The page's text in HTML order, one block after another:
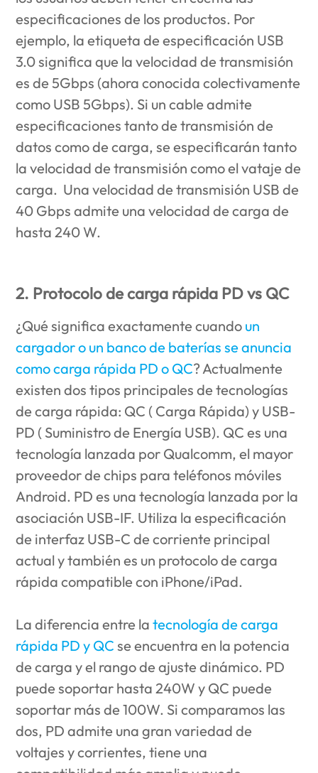
especificaciones de los productos. Por
ejemplo, la etiqueta de especificación USB
3.0 significa que la velocidad de transmisión
es de 5Gbps (ahora conocida colectivamente
como USB 5Gbps). Si un cable admite
especificaciones tanto de transmisión de
datos como de carga, se especificarán tanto
la velocidad de transmisión como el vataje de
carga. Una velocidad de transmisión USB de
40 Gbps admite una velocidad de carga de
hasta 240 W.
2. Protocolo de carga rápida PD vs QC
¿Qué significa exactamente cuando un
cargador o un banco de baterías se anuncia
como carga rápida PD o QC? Actualmente
existen dos tipos principales de tecnologías
de carga rápida: QC ( Carga Rápida) y USB-
PD ( Suministro de Energía USB). QC es una
tecnología lanzada por Qualcomm, el mayor
proveedor de chips para teléfonos móviles
Android. PD es una tecnología lanzada por la
asociación USB-IF. Utiliza la especificación
de interfaz USB-C de corriente principal
actual y también es un protocolo de carga
rápida compatible con iPhone/iPad.
La diferencia entre latecnología de carga
rápida PD y QC se encuentra en la potencia
de carga y el rango de ajuste dinámico. PD
puede soportar hasta 240W y QC puede
soportar más de 100W. Si comparamos las
dos, PD admite una gran variedad de
voltajes y corrientes, tiene una